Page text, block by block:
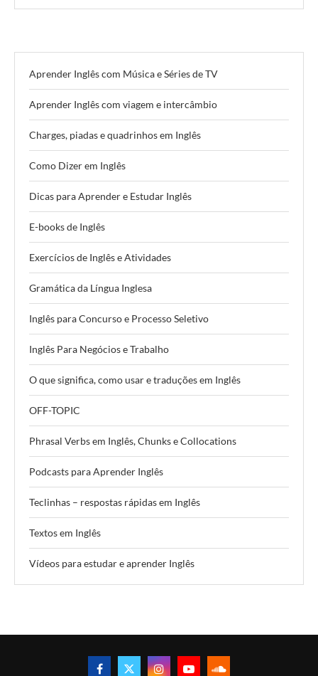
Aprender Inglês com Música e Séries de TV
Aprender Inglês com viagem e intercâmbio
Charges, piadas e quadrinhos em Inglês
Como Dizer em Inglês
Dicas para Aprender e Estudar Inglês
E-books de Inglês
Exercícios de Inglês e Atividades
Gramática da Língua Inglesa
Inglês para Concurso e Processo Seletivo
Inglês Para Negócios e Trabalho
O que significa, como usar e traduções em Inglês
OFF-TOPIC
Phrasal Verbs em Inglês, Chunks e Collocations
Podcasts para Aprender Inglês
Teclinhas – respostas rápidas em Inglês
Textos em Inglês
Vídeos para estudar e aprender Inglês